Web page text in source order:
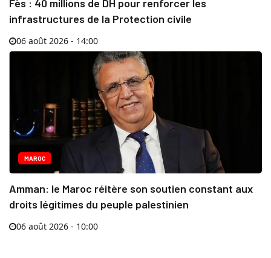
Fès : 40 millions de DH pour renforcer les
infrastructures de la Protection civile
06 août 2026 - 14:00
MAROC
Amman: le Maroc réitère son soutien constant aux
droits légitimes du peuple palestinien
06 août 2026 - 10:00